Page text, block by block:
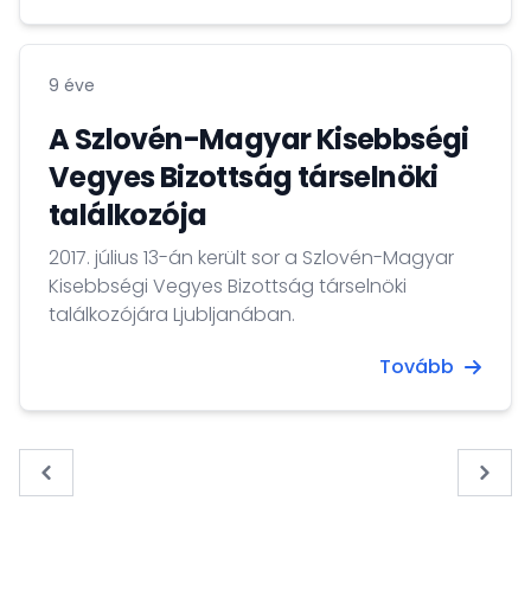
9 éve
A Szlovén-Magyar Kisebbségi
Vegyes Bizottság társelnöki
találkozója
2017. július 13-án került sor a Szlovén-Magyar
Kisebbségi Vegyes Bizottság társelnöki
találkozójára Ljubljanában.
Tovább
« Previous Next